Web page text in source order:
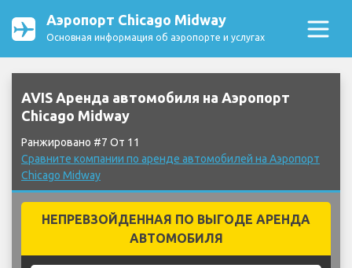
Аэропорт Chicago Midway
Основная информация об аэропорте и услугах
AVIS Аренда автомобиля на Аэропорт
Chicago Midway
Ранжировано #7 От 11
Сравните компании по аренде автомобилей на Аэропорт
Chicago Midway
НЕПРЕВЗОЙДЕННАЯ ПО ВЫГОДЕ АРЕНДА
АВТОМОБИЛЯ